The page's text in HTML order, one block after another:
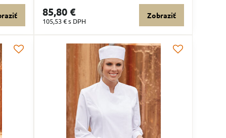
85,80 €
105,53 €s DPH
Zobraziť